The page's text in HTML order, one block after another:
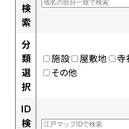
検
索
分
類
選
択
施設 屋敷地 寺
その他
ID
検